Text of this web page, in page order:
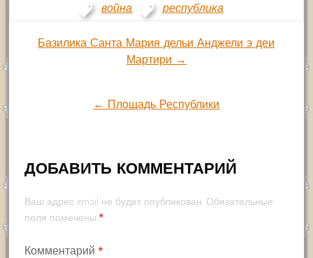
война
республика
Навигация
записям
Базилика Санта Мария дельи Анджели э деи
Мартири →
← Площадь Республики
ДОБАВИТЬ КОММЕНТАРИЙ
Ваш адрес email не будет опубликован. Обязательные
поля помечены *
Комментарий *